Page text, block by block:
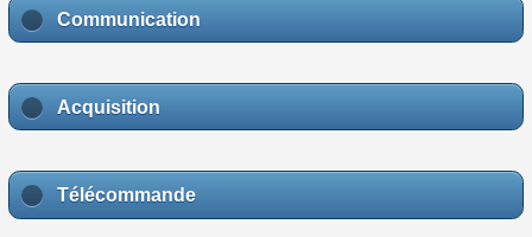
Communication
Acquisition
Télécommande